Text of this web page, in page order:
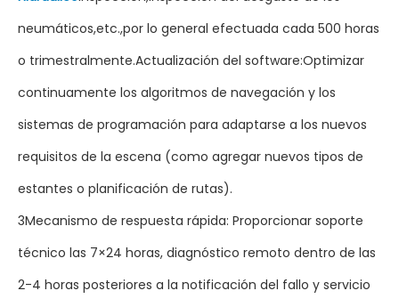
neumáticos,etc.,por lo general efectuada cada 500 horas
o trimestralmente.Actualización del software:Optimizar
continuamente los algoritmos de navegación y los
sistemas de programación para adaptarse a los nuevos
requisitos de la escena (como agregar nuevos tipos de
estantes o planificación de rutas).
3Mecanismo de respuesta rápida: Proporcionar soporte
técnico las 7×24 horas, diagnóstico remoto dentro de las
2-4 horas posteriores a la notificación del fallo y servicio